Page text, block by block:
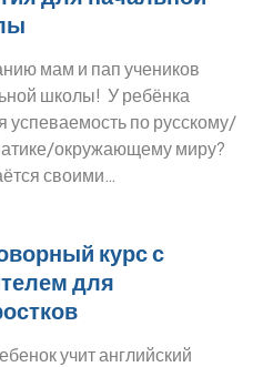
мам и пап учеников
школы! У ребёнка
успеваемость по русскому/
окружающему миру?
своими…
курс с
для
учит английский